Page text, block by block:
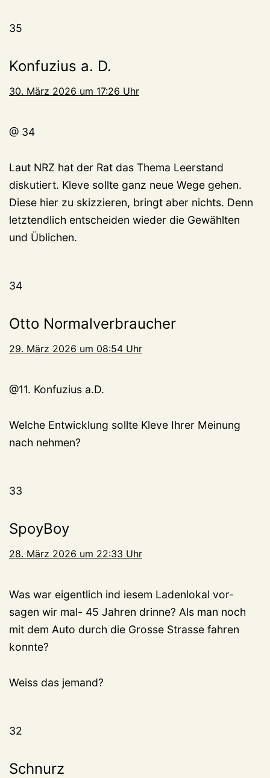
35
Konfuzius a. D.
30. März 2026 um 17:26 Uhr
@ 34
Laut NRZ hat der Rat das Thema Leerstand
diskutiert. Kleve sollte ganz neue Wege gehen.
Diese hier zu skizzieren, bringt aber nichts. Denn
letztendlich entscheiden wieder die Gewählten
und Üblichen.
34
Otto Normalverbraucher
29. März 2026 um 08:54 Uhr
@11. Konfuzius a.D.
Welche Entwicklung sollte Kleve Ihrer Meinung
nach nehmen?
33
SpoyBoy
28. März 2026 um 22:33 Uhr
Was war eigentlich ind iesem Ladenlokal vor-
sagen wir mal- 45 Jahren drinne? Als man noch
mit dem Auto durch die Grosse Strasse fahren
konnte?
Weiss das jemand?
32
Schnurz